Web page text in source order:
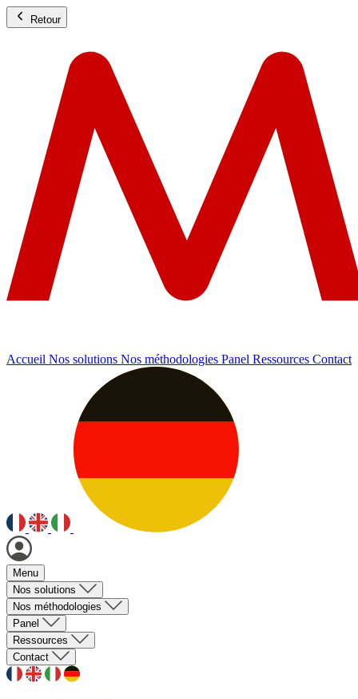
Retour
Accueil Nos solutions Nos méthodologies Panel Ressources Contact
Menu
Nos solutions
Nos méthodologies
Panel
Ressources
Contact